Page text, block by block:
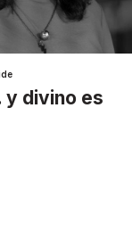
y divino es